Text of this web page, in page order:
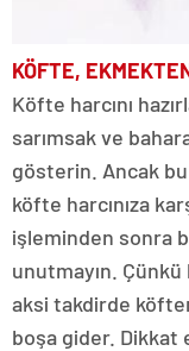
KÖFTE,
Köfte harcını
sarımsak ve
gösterin. Ancak
köfte harcınıza
işleminden sonra
unutmayın. Çünkü
aksi takdirde
boşa gider. Dikkat